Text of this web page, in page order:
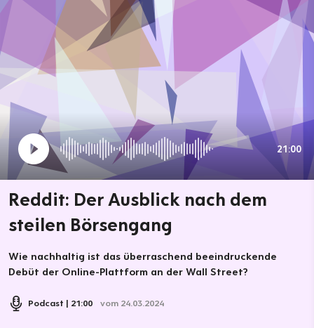
21:00
Reddit: Der Ausblick nach dem
steilen Börsengang
Wie nachhaltig ist das überraschend beeindruckende
Debüt der Online-Plattform an der Wall Street?
Podcast 21:00 vom 24.03.2024